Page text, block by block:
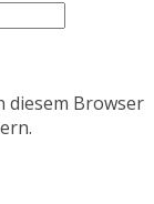
diesem Browser